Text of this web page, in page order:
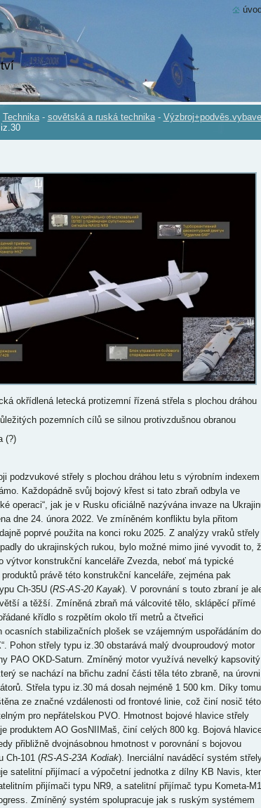
Technika - sovětská a ruská technika -
iz.30
okřídlená letecká protizemní řízená střela s plochou dráhou
pozemních cílů se silnou protivzdušnou obranou
(?)
podzvukové střely s plochou dráhou letu s výrobním indexem
Každopádně svůj bojový křest si tato zbraň odbyla ve
operaci“, jak je v Rusku oficiálně nazývána invaze na
dne 24. února 2022. Ve zmíněném konfliktu byla přitom
poprvé použita na konci roku 2025. Z analýzy vraků střely
do ukrajinských rukou, bylo možné mimo jiné vyvodit to,
výtvor konstrukční kanceláře Zvezda, neboť má typické
právě této konstrukční kanceláře, zejména pak
Ch-35U (RS-AS-20 Kayak). V porovnání s touto zbraní je
a těžší. Zmíněná zbraň má válcovité tělo, sklápěcí přímé
křídlo s rozpětím okolo tří metrů a čtveřici
ocasních stabilizačních plošek se vzájemným uspořádáním do
Pohon střely typu iz.30 obstarává malý dvouproudový motor
PAO OKD-Saturn. Zmíněný motor využívá nevelký kapsovitý
se nachází na břichu zadní části těla této zbraně, na úrovni
Střela typu iz.30 má dosah nejméně 1 500 km. Díky tomu
ze značné vzdálenosti od frontové linie, což činí nosič této
pro nepřátelskou PVO. Hmotnost bojové hlavice střely
produktem AO GosNIIMaš, činí celých 800 kg. Bojová
přibližně dvojnásobnou hmotnost v porovnání s bojovou
Ch-101 (RS-AS-23A Kodiak). Inerciální naváděcí systém
satelitní přijímací a výpočetní jednotka z dílny KB Navis,
přijímači typu NR9, a satelitní přijímač typu Kometa-
Zmíněný systém spolupracuje jak s ruským systémem